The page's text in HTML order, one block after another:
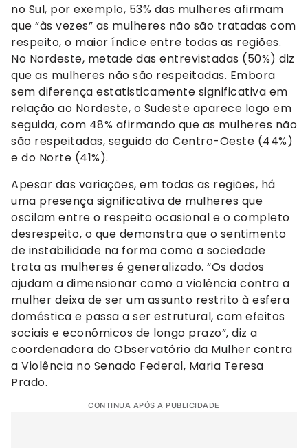
no Sul, por exemplo, 53% das mulheres afirmam
que “às vezes” as mulheres não são tratadas com
respeito, o maior índice entre todas as regiões.
No Nordeste, metade das entrevistadas (50%) diz
que as mulheres não são respeitadas. Embora
sem diferença estatisticamente significativa em
relação ao Nordeste, o Sudeste aparece logo em
seguida, com 48% afirmando que as mulheres não
são respeitadas, seguido do Centro-Oeste (44%)
e do Norte (41%).
Apesar das variações, em todas as regiões, há
uma presença significativa de mulheres que
oscilam entre o respeito ocasional e o completo
desrespeito, o que demonstra que o sentimento
de instabilidade na forma como a sociedade
trata as mulheres é generalizado. “Os dados
ajudam a dimensionar como a violência contra a
mulher deixa de ser um assunto restrito à esfera
doméstica e passa a ser estrutural, com efeitos
sociais e econômicos de longo prazo”, diz a
coordenadora do Observatório da Mulher contra
a Violência no Senado Federal, Maria Teresa
Prado.
CONTINUA APÓS A PUBLICIDADE